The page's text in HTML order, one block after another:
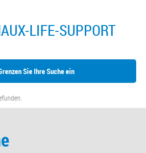
LIFE-SUPPORT
Sie Ihre Suche ein